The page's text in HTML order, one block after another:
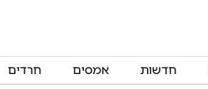
חדשות אמסים חרדים